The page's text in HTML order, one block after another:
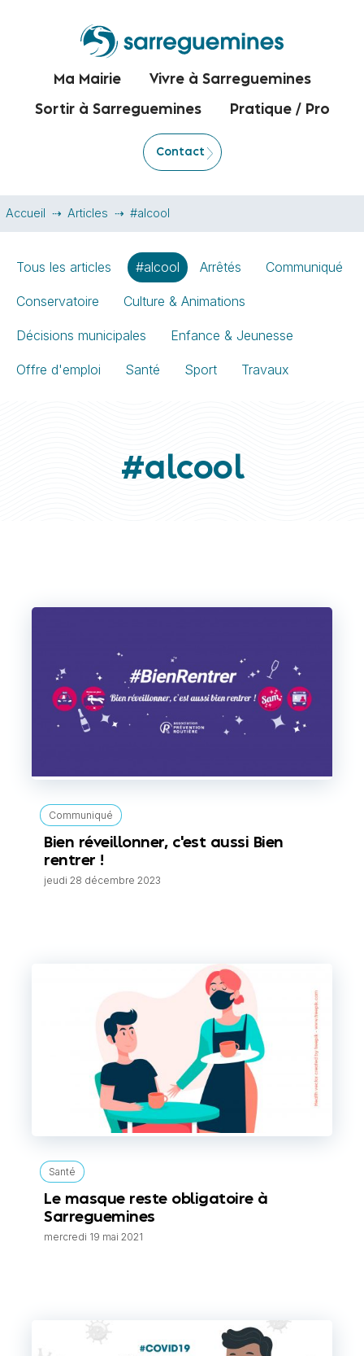
Ma Mairie Vivre à Sarreguemines
Sortir à Sarreguemines Pratique / Pro
Contact
Accueil Articles #alcool
Tous les articles #alcool Arrêtés Communiqué
Conservatoire Culture & Animations
Décisions municipales Enfance & Jeunesse
Offre d'emploi Santé Sport Travaux
#alcool
Communiqué
Bien réveillonner, c'est aussi Bien
rentrer !
jeudi 28 décembre 2023
Santé
Le masque reste obligatoire à
Sarreguemines
mercredi 19 mai 2021